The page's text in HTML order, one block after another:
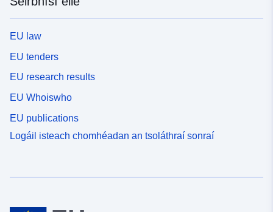
EU law
EU tenders
EU research results
EU Whoiswho
EU publications
Logáil isteach chomhéadan an tsoláthraí sonraí